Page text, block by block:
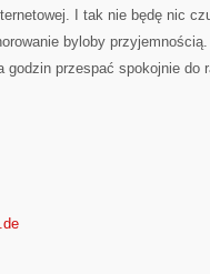
I tak nie będę nic
byloby
przespać spokojnie do